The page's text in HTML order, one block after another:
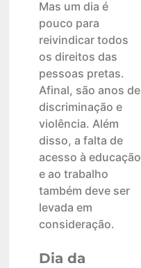
Mas um dia é
pouco para
reivindicar todos
os direitos das
pessoas pretas.
Afinal, são anos de
discriminação e
violência. Além
disso, a falta de
acesso à educação
e ao trabalho
também deve ser
levada em
consideração.
Dia da